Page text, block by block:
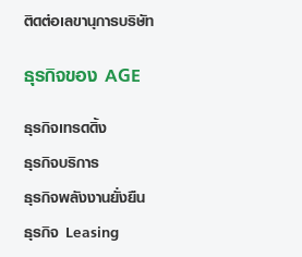
ติดต่อเลขานุการบริษัท
ธุรกิจของ AGE
ธุรกิจเทรดดิ้ง
ธุรกิจบริการ
ธุรกิจพลังงานยั่งยืน
ธุรกิจ Leasing